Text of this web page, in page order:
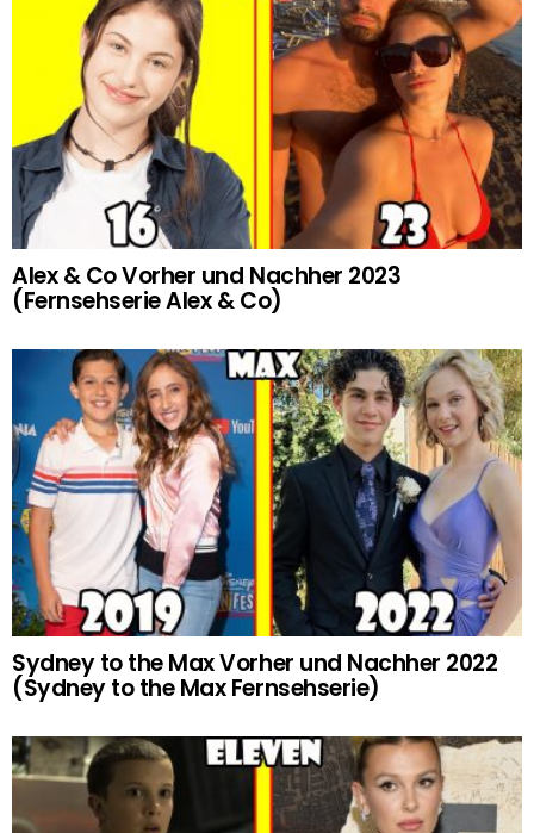
Alex & Co Vorher und Nachher 2023
(Fernsehserie Alex & Co)
Sydney to the Max Vorher und Nachher 2022
(Sydney to the Max Fernsehserie)